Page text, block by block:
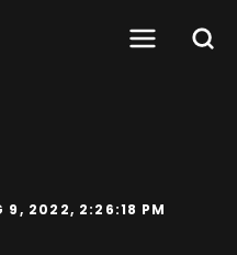
9, 2022, 2:26:18 PM